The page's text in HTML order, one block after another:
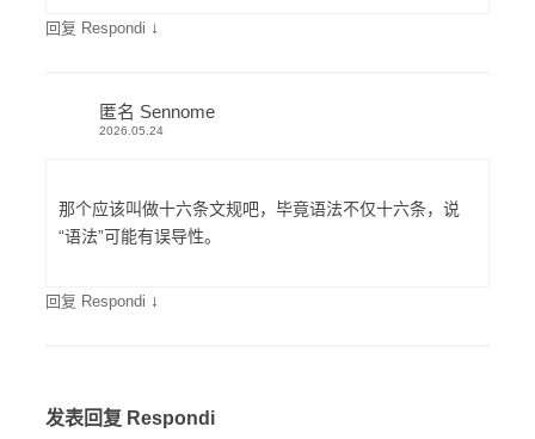
回复 Respondi ↓
匿名 Sennome
2026.05.24
那个应该叫做十六条文规吧，毕竟语法不仅十六条，说
“语法”可能有误导性。
回复 Respondi ↓
发表回复 Respondi